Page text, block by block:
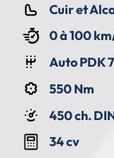
Cuir et
0 à 100
Auto PDK 7
550 Nm
450 ch.
34 cv